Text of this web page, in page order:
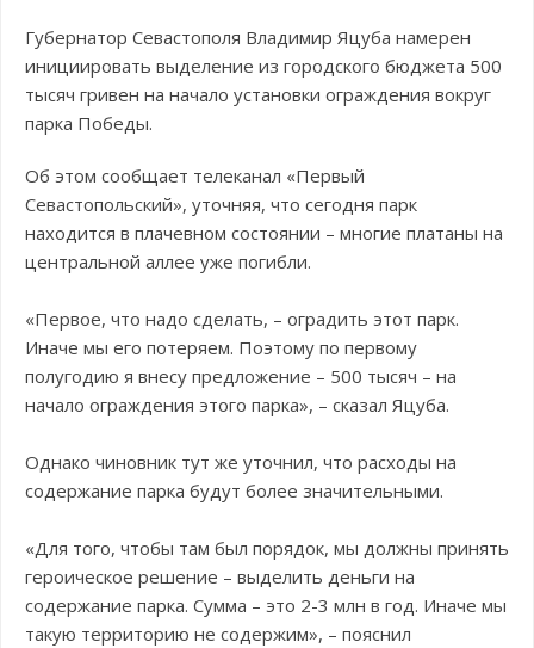
Губернатор Севастополя Владимир Яцуба намерен
инициировать выделение из городского бюджета 500
тысяч гривен на начало установки ограждения вокруг
парка Победы.
Об этом сообщает телеканал «Первый
Севастопольский», уточняя, что сегодня парк
находится в плачевном состоянии – многие платаны на
центральной аллее уже погибли.
«Первое, что надо сделать, – оградить этот парк.
Иначе мы его потеряем. Поэтому по первому
полугодию я внесу предложение – 500 тысяч – на
начало ограждения этого парка», – сказал Яцуба.
Однако чиновник тут же уточнил, что расходы на
содержание парка будут более значительными.
«Для того, чтобы там был порядок, мы должны принять
героическое решение – выделить деньги на
содержание парка. Сумма – это 2-3 млн в год. Иначе мы
такую территорию не содержим», – пояснил